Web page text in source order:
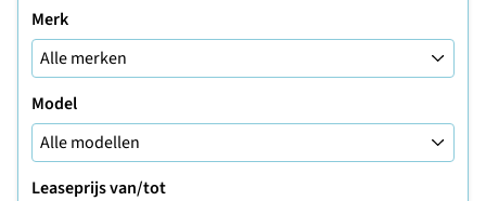
Merk
Model
Leaseprijs van/tot